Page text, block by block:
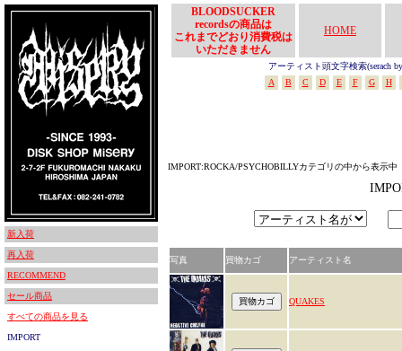
新入荷
再入荷
RECOMMEND
セール商品
すべての商品を見る
IMPORT
BLOODSUCKER
recordsの商品は
これまでどおり消費税は
いただきません
HOME
アーティスト頭文字検索(serach
A
B C D E F G H
IMPORT:ROCKA/PSYCHOBILLYカテゴリの中から表示中
写真 買物カゴ アーティスト名
QUAKES